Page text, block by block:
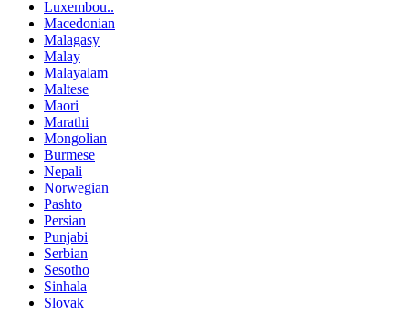
Luxembou..
Macedonian
Malagasy
Malay
Malayalam
Maltese
Maori
Marathi
Mongolian
Burmese
Nepali
Norwegian
Pashto
Persian
Punjabi
Serbian
Sesotho
Sinhala
Slovak